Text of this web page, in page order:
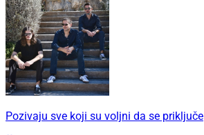
Pozivaju sve koji su voljni da se priključe